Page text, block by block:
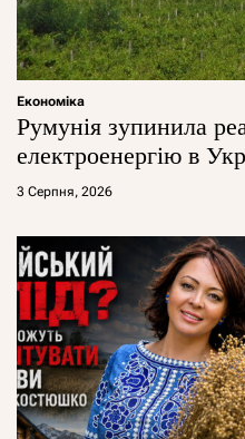
Економіка
Румунія зупинила
електроенергію в
3 Серпня, 2026